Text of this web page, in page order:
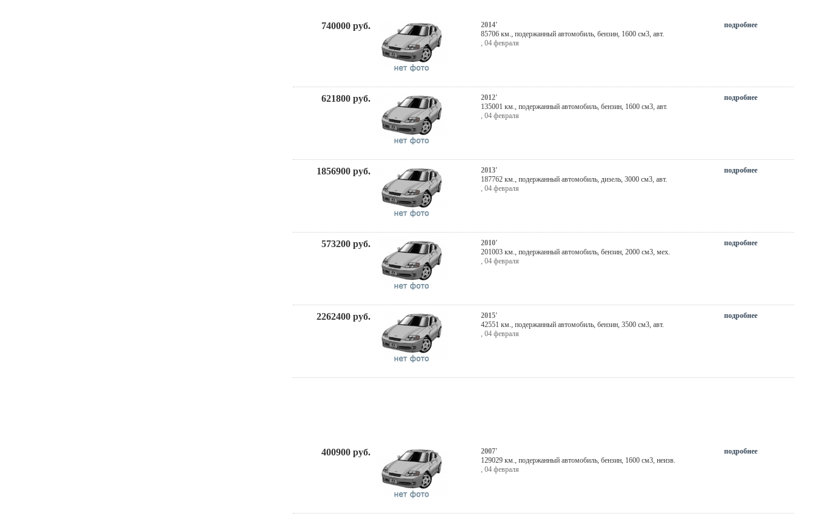
740000руб.
2014'
85706 км., подержанный автомобиль, бензин, 1600 см3, авт.
, 04 февраля
подробнее
621800руб.
2012'
135001 км., подержанный автомобиль, бензин, 1600 см3, авт.
, 04 февраля
подробнее
1856900руб.
2013'
187762 км., подержанный автомобиль, дизель, 3000 см3, авт.
, 04 февраля
подробнее
573200руб.
2010'
201003 км., подержанный автомобиль, бензин, 2000 см3, мех.
, 04 февраля
подробнее
2262400руб.
2015'
42551 км., подержанный автомобиль, бензин, 3500 см3, авт.
, 04 февраля
подробнее
400900руб.
2007'
129029 км., подержанный автомобиль, бензин, 1600 см3, неизв.
, 04 февраля
подробнее